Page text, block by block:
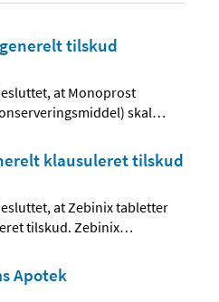
tilskud
at Monoprost
skal…
klausuleret tilskud
at Zebinix tabletter
tilskud. Zebinix…
Apotek